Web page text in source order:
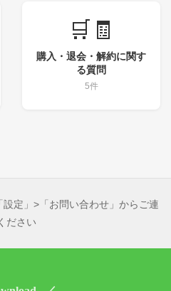
🛒🧾
購入・退会・解約に関す
る質問
5件
定」>「お問い合わせ」からご連
ださい